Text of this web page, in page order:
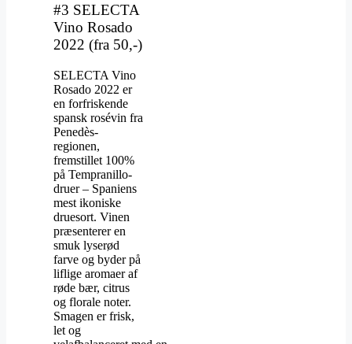
#3 SELECTA
Vino Rosado
2022 (fra 50,-)
SELECTA Vino
Rosado 2022 er
en forfriskende
spansk rosévin fra
Penedès-
regionen,
fremstillet 100%
på Tempranillo-
druer – Spaniens
mest ikoniske
druesort. Vinen
præsenterer en
smuk lyserød
farve og byder på
liflige aromaer af
røde bær, citrus
og florale noter.
Smagen er frisk,
let og